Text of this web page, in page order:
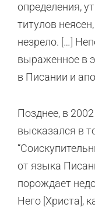
определения,
титулов
незрело. […]
выраженное в
в Писании и
Позднее, в
высказался в
от языка
порождает
Него [Христа],